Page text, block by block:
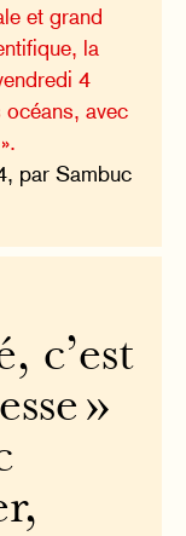
et grand
la
4
avec
par Sambuc
c’est
»